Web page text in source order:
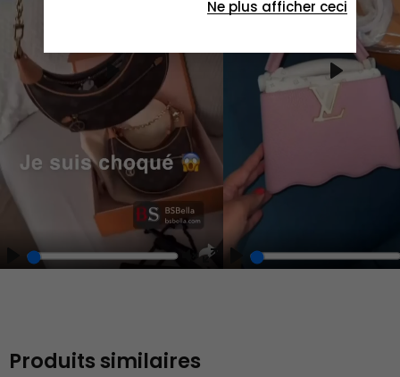
Play Unmute
Enter
Play Play
Produits similaires
Ne plus afficher ceci